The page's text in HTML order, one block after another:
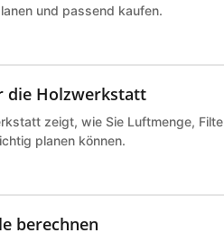
und passend kaufen.
die Holzwerkstatt
zeigt, wie Sie Luftmenge,
planen können.
berechnen